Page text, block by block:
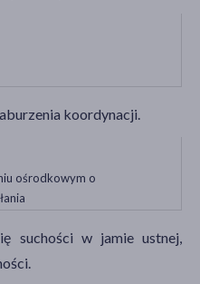
koordynacji.
ośrodkowym o
suchości w jamie ustnej,